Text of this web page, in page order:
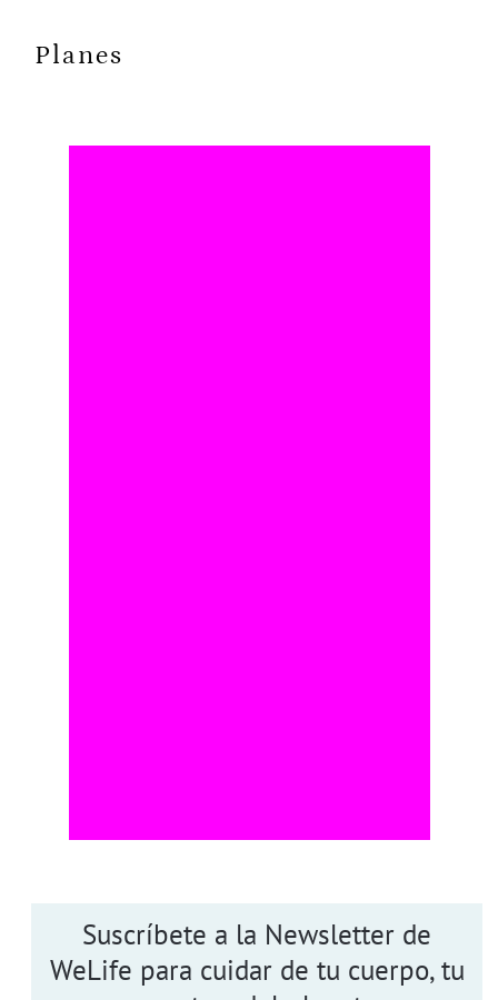
Planes
Suscríbete a la Newsletter de
WeLife para cuidar de tu cuerpo, tu